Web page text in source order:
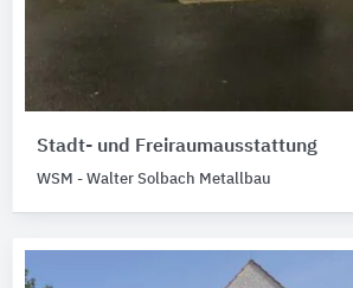
Stadt- und Freiraumausstattung
WSM - Walter Solbach Metallbau